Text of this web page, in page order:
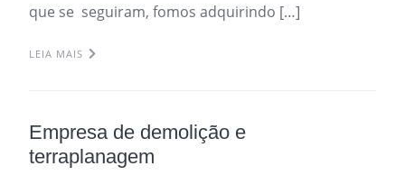
que se seguiram, fomos adquirindo […]
LEIA MAIS
Empresa de demolição e
terraplanagem